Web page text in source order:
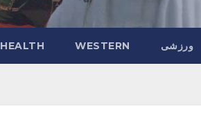
ورزشی WESTERN
HEALTH